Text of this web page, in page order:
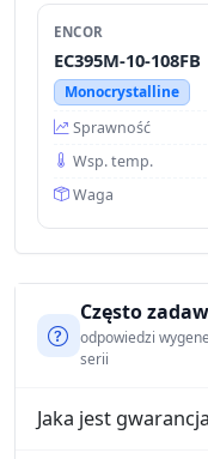
ENCOR
EC395M-10-108FB
Monocrystalline
Sprawność
Wsp. temp.
Waga
Często
odpowiedzi
serii
Jaka jest